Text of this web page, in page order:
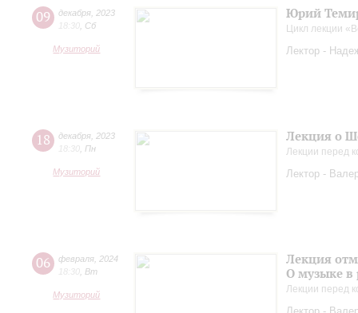
09 декабря 2023
18:30 Сб
Музиторий
Юрий
Цикл лекции
Лектор -
18 декабря 2023
18:30 Пн
Музиторий
Лекция о
Лекции перед
Лектор -
06 февраля 2024
18:30 Вт
Музиторий
Лекция
О музыке в
Лекции перед